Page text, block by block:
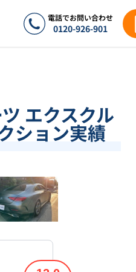
電話でお問い合わせ
0120-926-901
エクスクル
ション実績
1/18